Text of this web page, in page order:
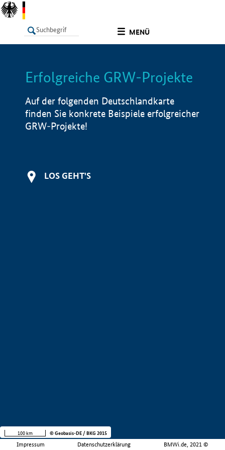
MENÜ
LISTE Info
Erfolgreiche GRW-Projekte
Auf der folgenden Deutschlandkarte
finden Sie konkrete Beispiele erfolgreicher
GRW-Projekte!
LOS GEHT'S
Impressum Datenschutzerklärung BMWi.de, 2021 ©
100 km © Geobasis-DE / BKG 2015